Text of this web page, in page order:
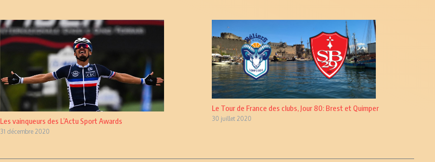
Les vainqueurs des L’Actu Sport Awards
31 décembre 2020
Le Tour de France des clubs, Jour 80: Brest et Quimper
30 juillet 2020